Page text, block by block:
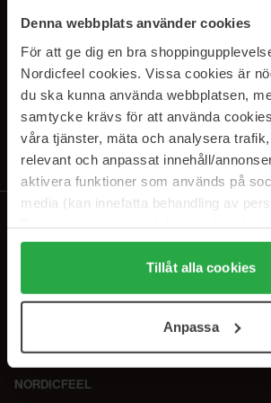
Denna webbplats använder cookies
För att ge dig en bra
Nordicfeel cookies. Vissa cookies är
du ska kunna använda webbplatsen,
samtycke krävs för att använda
våra tjänster, mäta och analysera
relevant och anpassat innehåll/
aktivera funktioner som används på
media (kan innefatta behandling av
Genom att trycka på "Tillåt alla
alla cookies, medan du under "Detaljer"
användningen av cookies. Du kan när
samt vår Integritetspolicy.
Tillåt alla cookies
Anpassa
PRENUMERERA PÅ
NYHETSBREV
E-postadress
Genom att prenumerera accepterar du vår
NORDICFEEL